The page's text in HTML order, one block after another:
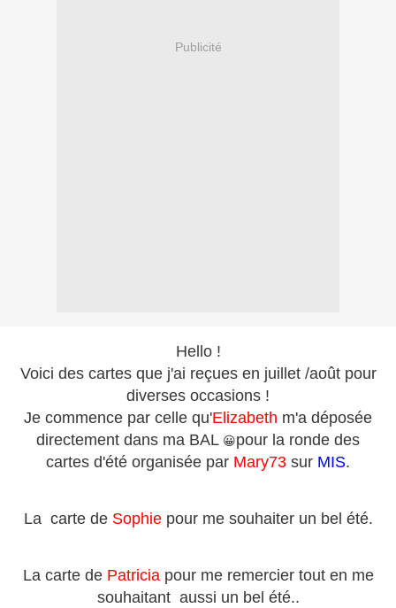
Publicité
Hello !
Voici des cartes que j'ai reçues en juillet /août pour
diverses occasions !
Je commence par celle qu'Elizabeth m'a déposée
directement dans ma BAL 😀pour la ronde des
cartes d'été organisée par Mary73 sur MIS.
La carte de Sophiepour me souhaiter un bel été.
La carte de Patriciapour me remercier tout en me
souhaitant aussi un bel été..